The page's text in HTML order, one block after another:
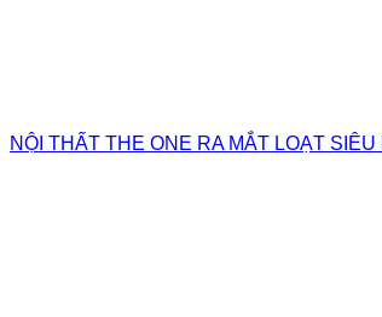
NỘI THẤT THE ONE RA MẮT LOẠT